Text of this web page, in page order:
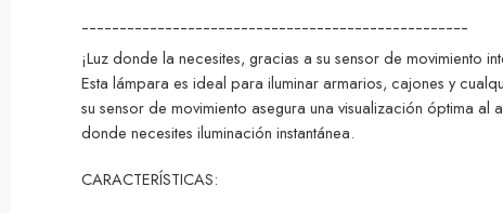
¯¯¯¯¯¯¯¯¯¯¯¯¯¯¯¯¯¯¯¯¯¯¯¯¯¯¯¯¯¯¯¯¯¯¯¯¯¯¯¯¯¯¯¯¯¯¯¯¯¯¯
¡Luz donde la necesites, gracias a su sensor de movimiento
Esta lámpara es ideal para iluminar armarios, cajones y
su sensor de movimiento asegura una visualización óptima
donde necesites iluminación instantánea.
CARACTERÍSTICAS: